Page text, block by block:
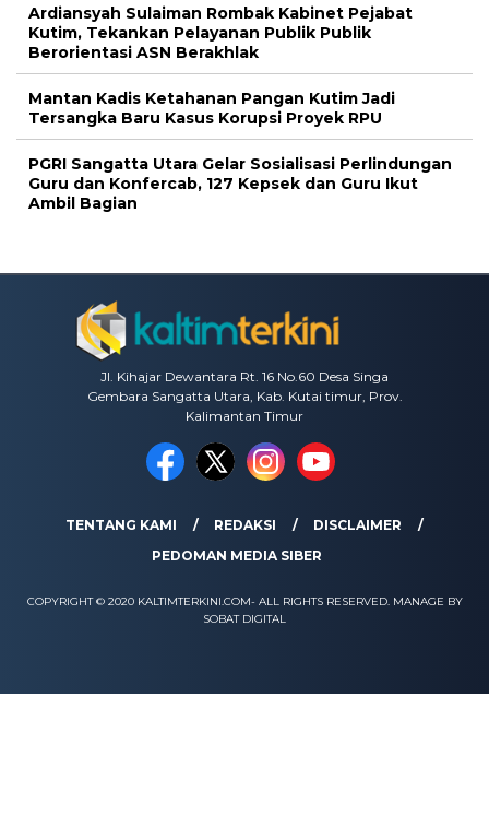
Ardiansyah Sulaiman Rombak Kabinet Pejabat
Kutim, Tekankan Pelayanan Publik Publik
Berorientasi ASN Berakhlak
Mantan Kadis Ketahanan Pangan Kutim Jadi
Tersangka Baru Kasus Korupsi Proyek RPU
PGRI Sangatta Utara Gelar Sosialisasi Perlindungan
Guru dan Konfercab, 127 Kepsek dan Guru Ikut
Ambil Bagian
Jl. Kihajar Dewantara Rt. 16 No.60 Desa Singa
Gembara Sangatta Utara, Kab. Kutai timur, Prov.
Kalimantan Timur
TENTANG KAMI REDAKSI
DISCLAIMER
PEDOMAN MEDIA SIBER
COPYRIGHT © 2020 KALTIMTERKINI.COM- ALL RIGHTS RESERVED. MANAGE BY
SOBAT DIGITAL